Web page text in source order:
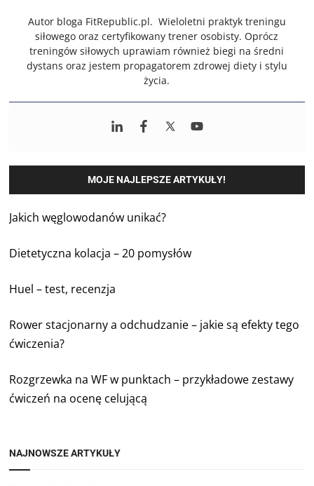
Autor bloga FitRepublic.pl. Wieloletni praktyk treningu
siłowego oraz certyfikowany trener osobisty. Oprócz
treningów siłowych uprawiam również biegi na średni
dystans oraz jestem propagatorem zdrowej diety i stylu
życia.
MOJE NAJLEPSZE ARTYKUŁY!
Jakich węglowodanów unikać?
Dietetyczna kolacja – 20 pomysłów
Huel – test, recenzja
Rower stacjonarny a odchudzanie – jakie są efekty tego
ćwiczenia?
Rozgrzewka na WF w punktach – przykładowe zestawy
ćwiczeń na ocenę celującą
NAJNOWSZE ARTYKUŁY